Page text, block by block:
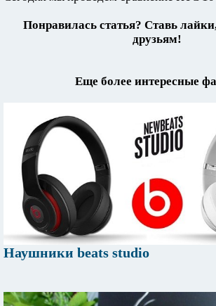
Понравилась статья? Ставь
друзьям!
Еще более интересные
Наушники beats studio